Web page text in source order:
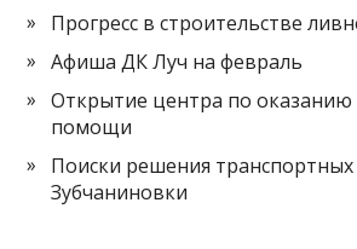
Прогресс в строительстве
Афиша ДК Луч на февраль
Открытие центра по оказанию
помощи
Поиски решения
Зубчаниновки